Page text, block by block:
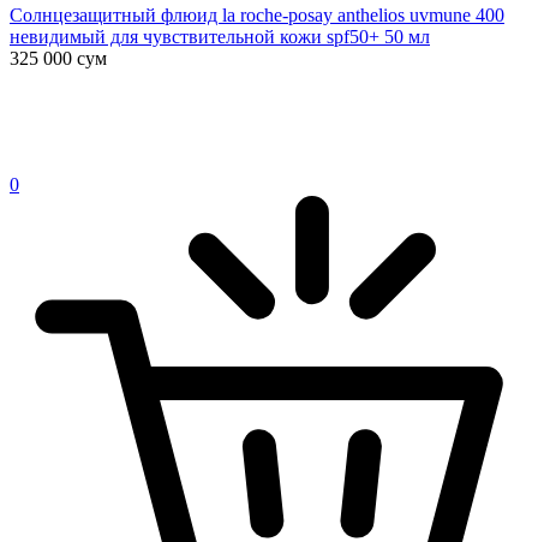
Солнцезащитный флюид la roche-posay anthelios uvmune 400
невидимый для чувствительной кожи spf50+ 50 мл
325 000 сум
0